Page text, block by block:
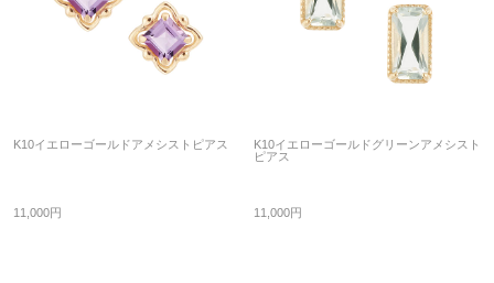
K10イエローゴールドアメシストピアス
11,000円
K10イエローゴールドグリーンアメシスト
ピアス
11,000円